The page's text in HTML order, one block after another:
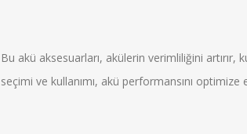
Bu akü aksesuarları, akülerin verimliliğini artırır,
seçimi ve kullanımı, akü performansını